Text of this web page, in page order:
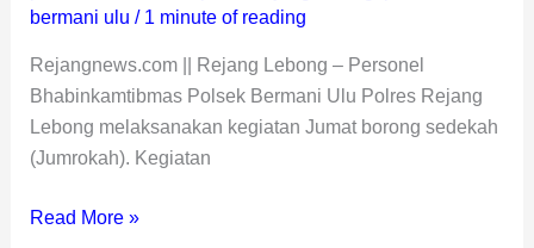
bermani ulu / 1 minute of reading
Rejangnews.com || Rejang Lebong – Personel
Bhabinkamtibmas Polsek Bermani Ulu Polres Rejang
Lebong melaksanakan kegiatan Jumat borong sedekah
(Jumrokah). Kegiatan
Read More »